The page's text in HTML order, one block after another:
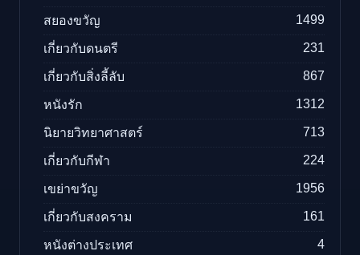
สยองขวัญ 1499
เกี่ยวกับดนตรี 231
เกี่ยวกับสิ่งลี้ลับ 867
หนังรัก 1312
นิยายวิทยาศาสตร์ 713
เกี่ยวกับกีฬา 224
เขย่าขวัญ 1956
เกี่ยวกับสงคราม 161
หนังต่างประเทศ 4